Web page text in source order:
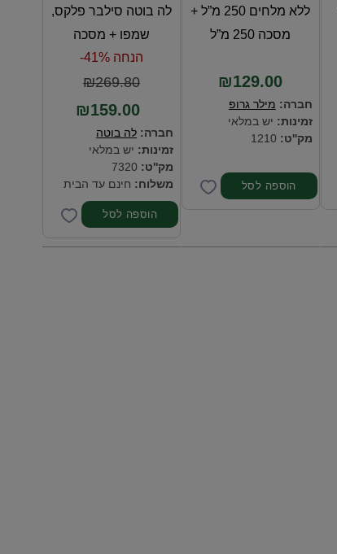
ללא מלחים 250 מ”ל +
מסכה 250 מ”ל
₪129.00
חברה: מילר גרופ
זמינות: יש במלאי
מק''ט:
לה בוטה סילבר פלקס,
שמפו + מסכה
הנחה 41%-
₪269.80
₪159.00
חברה:לה בוטה
זמינות: יש במלאי
מק''ט:
משלוח: חינם עד הבית